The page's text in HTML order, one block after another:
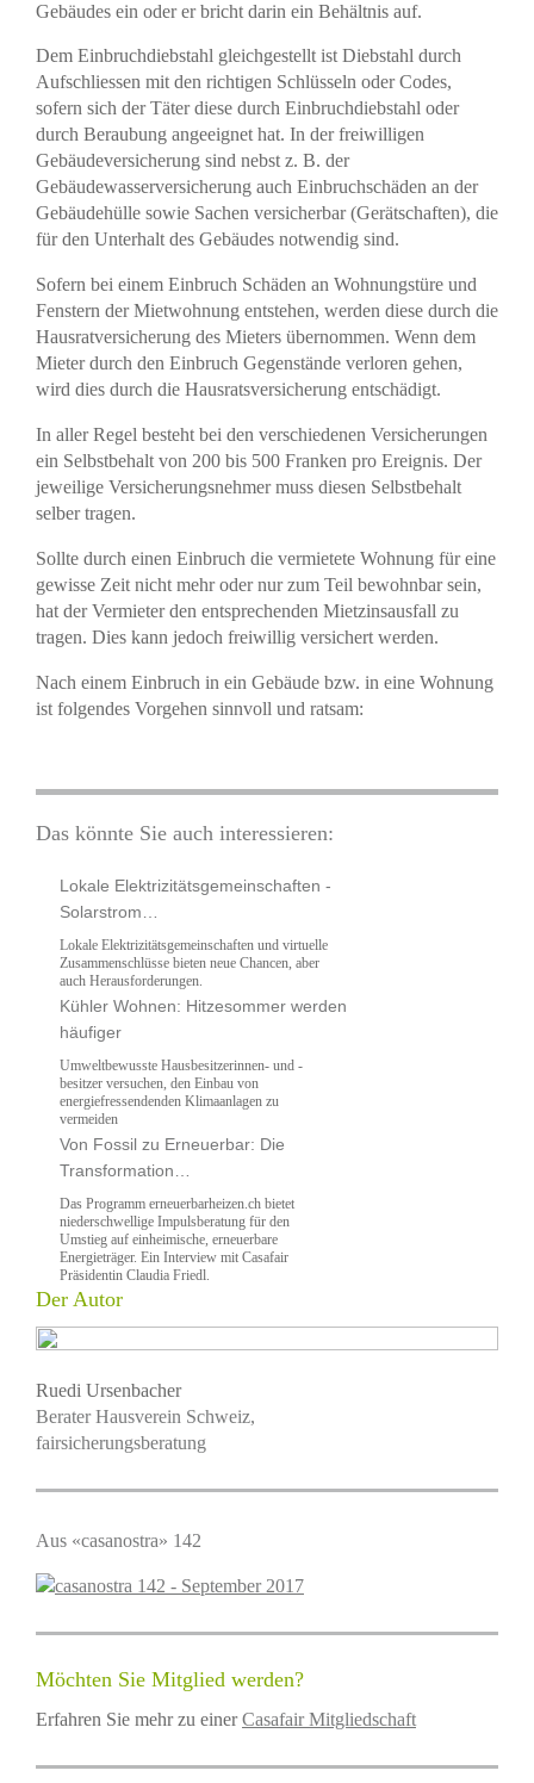
Gebäudes ein oder er bricht darin ein Behältnis auf.
Dem Einbruchdiebstahl gleichgestellt ist Diebstahl durch
Aufschliessen mit den richtigen Schlüsseln oder Codes,
sofern sich der Täter diese durch Einbruchdiebstahl oder
durch Beraubung angeeignet hat. In der freiwilligen
Gebäudeversicherung sind nebst z. B. der
Gebäudewasserversicherung auch Einbruchschäden an der
Gebäudehülle sowie Sachen versicherbar (Gerätschaften), die
für den Unterhalt des Gebäudes notwendig sind.
Sofern bei einem Einbruch Schäden an Wohnungstüre und
Fenstern der Mietwohnung entstehen, werden diese durch die
Hausratversicherung des Mieters übernommen. Wenn dem
Mieter durch den Einbruch Gegenstände verloren gehen,
wird dies durch die Hausratsversicherung entschädigt.
In aller Regel besteht bei den verschiedenen Versicherungen
ein Selbstbehalt von 200 bis 500 Franken pro Ereignis. Der
jeweilige Versicherungsnehmer muss diesen Selbstbehalt
selber tragen.
Sollte durch einen Einbruch die vermietete Wohnung für eine
gewisse Zeit nicht mehr oder nur zum Teil bewohnbar sein,
hat der Vermieter den entsprechenden Mietzinsausfall zu
tragen. Dies kann jedoch freiwillig versichert werden.
Nach einem Einbruch in ein Gebäude bzw. in eine Wohnung
ist folgendes Vorgehen sinnvoll und ratsam:
Lokale Elektrizitätsgemeinschaften -
Solarstrom…
Lokale Elektrizitätsgemeinschaften und virtuelle
Zusammenschlüsse bieten neue Chancen, aber
auch Herausforderungen.
Kühler Wohnen: Hitzesommer werden
häufiger
Umweltbewusste Hausbesitzerinnen- und -
besitzer versuchen, den Einbau von
energiefressendenden Klimaanlagen zu
vermeiden
Von Fossil zu Erneuerbar: Die
Transformation…
Das Programm erneuerbarheizen.ch bietet
niederschwellige Impulsberatung für den
Umstieg auf einheimische, erneuerbare
Energieträger. Ein Interview mit Casafair
Präsidentin Claudia Friedl.
Der Autor
Ruedi Ursenbacher
Berater Hausverein Schweiz,
fairsicherungsberatung
Aus «casanostra» 142
Möchten Sie Mitglied werden?
Erfahren Sie mehr zu einerCasafair Mitgliedschaft